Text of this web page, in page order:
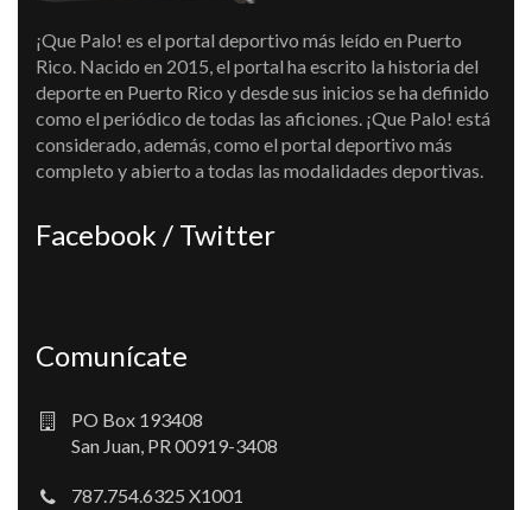
¡Que Palo! es el portal deportivo más leído en Puerto
Rico. Nacido en 2015, el portal ha escrito la historia del
deporte en Puerto Rico y desde sus inicios se ha definido
como el periódico de todas las aficiones. ¡Que Palo! está
considerado, además, como el portal deportivo más
completo y abierto a todas las modalidades deportivas.
Facebook / Twitter
Comunícate
PO Box 193408
San Juan, PR 00919-3408
787.754.6325 X1001